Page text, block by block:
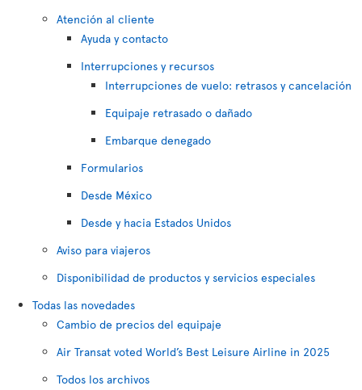
Atención al cliente
Ayuda y contacto
Interrupciones y recursos
Interrupciones de vuelo: retrasos y cancelación
Equipaje retrasado o dañado
Embarque denegado
Formularios
Desde México
Desde y hacia Estados Unidos
Aviso para viajeros
Disponibilidad de productos y servicios especiales
Todas las novedades
Cambio de precios del equipaje
Air Transat voted World’s Best Leisure Airline in 2025
Todos los archivos